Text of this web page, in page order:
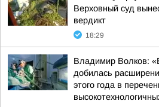
Верховный суд
вердикт
18:29
Владимир Волков:
добилась
этого года в